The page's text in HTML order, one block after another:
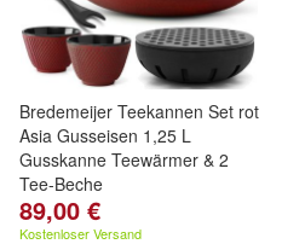
Bredemeijer Teekannen Set rot
Asia Gusseisen 1,25 L
Gusskanne Teewärmer & 2
Tee-Beche
89,00 €
Kostenloser Versand